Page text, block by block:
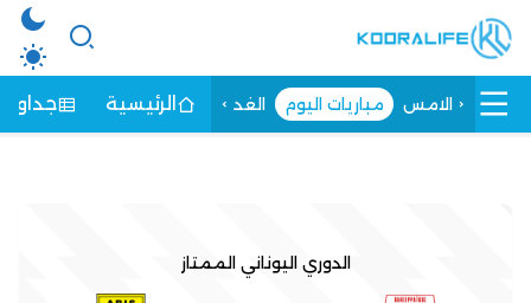
الامس مباريات اليوم الغد الرئيسية جداول
الدوري اليوناني الممتاز